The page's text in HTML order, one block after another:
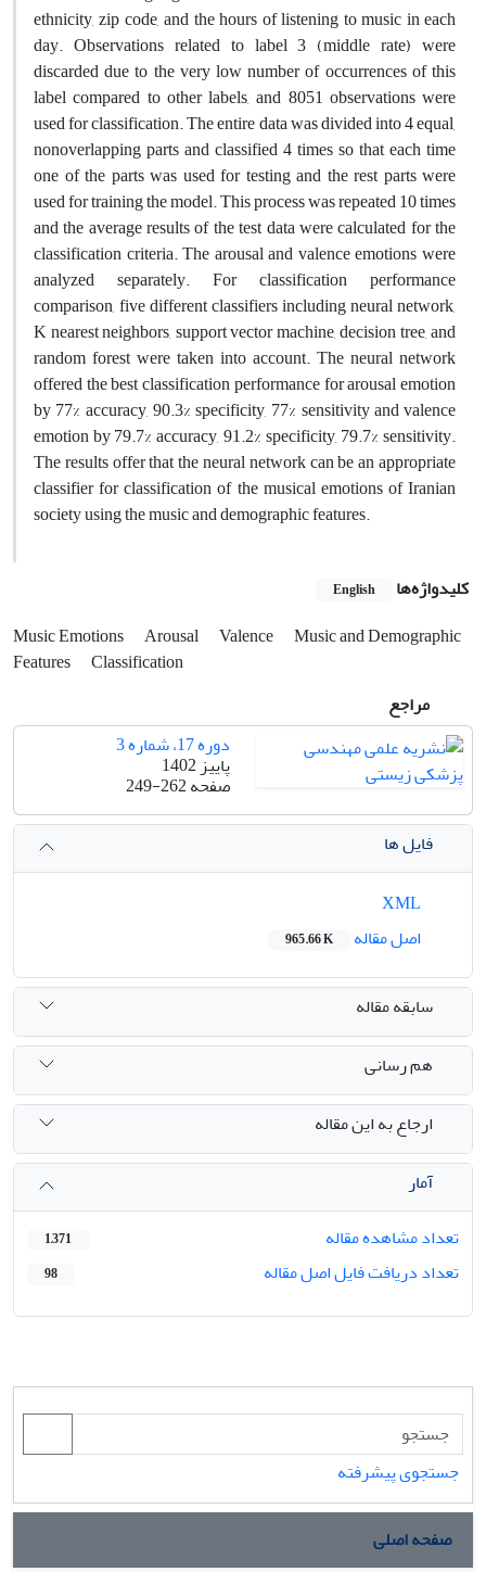
ethnicity, zip code, and the hours of listening to music in each
day. Observations related to label 3 (middle rate) were
discarded due to the very low number of occurrences of this
label compared to other labels, and 8051 observations were
used for classification. The entire data was divided into 4 equal,
nonoverlapping parts and classified 4 times so that each time
one of the parts was used for testing and the rest parts were
used for training the model. This process was repeated 10 times
and the average results of the test data were calculated for the
classification criteria. The arousal and valence emotions were
analyzed separately. For classification performance
comparison, five different classifiers including neural network,
K nearest neighbors, support vector machine, decision tree, and
random forest were taken into account. The neural network
offered the best classification performance for arousal emotion
by 77% accuracy, 90.3% specificity, 77% sensitivity and valence
emotion by 79.7% accuracy, 91.2% specificity, 79.7% sensitivity.
The results offer that the neural network can be an appropriate
classifier for classification of the musical emotions of Iranian
society using the music and demographic features.
کلیدواژه‌ها English
Music Emotions Arousal Valence
Music and Demographic
Features
Classification
مراجع
دوره 17، شماره 3
پاییز 1402
صفحه249-262
فایل ها
اصل مقاله
965.66 K
سابقه مقاله
هم رسانی
ارجاع به این مقاله
آمار
تعداد مشاهده مقاله
1,371
تعداد دریافت فایل اصل مقاله 98
جستجوی پیشرفته
صفحه اصلی